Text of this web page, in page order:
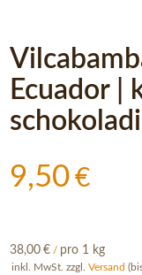
Ecuador |
9,50€
38,00€ / pro 1 kg
inkl. MwSt. zzgl.Versand